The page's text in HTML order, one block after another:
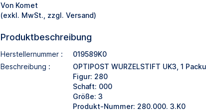
Von Komet
(exkl. MwSt., zzgl. Versand)
Produktbeschreibung
Herstellernummer :
019589K0
Beschreibung :
OPTIPOST WURZELSTIFT UK3, 1
Figur: 280
Schaft: 000
Größe: 3
Produkt-Nummer: 280.000. 3.K0